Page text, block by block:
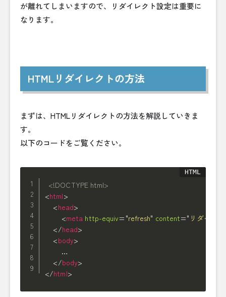
が離れてしまいますので、リダイレクト設定は重要に
なります。
HTMLリダイレクトの方法
まずは、HTMLリダイレクトの方法を解説していきま
す。
以下のコードをご覧ください。
<!DOCTYPE html>
<html>
<head>
<meta http-equiv= "refresh" content=" リダイレ
</head>
<body>
        …
</body>
</html>